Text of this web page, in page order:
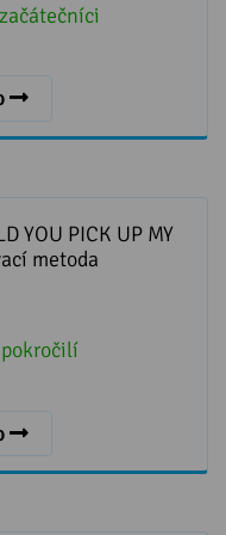
metoda
YOU PICK UP MY
metoda